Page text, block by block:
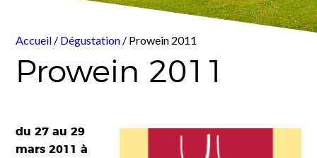
Accueil / Dégustation / Prowein 2011
Prowein 2011
du 27 au 29
mars 2011 à